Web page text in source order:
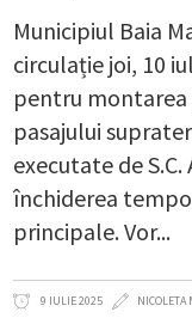
Municipiul Baia
circulație joi, 10
pentru
pasajului
executate de S.C.
închiderea
principale. Vor
9 IULIE 2025 NICOLETA